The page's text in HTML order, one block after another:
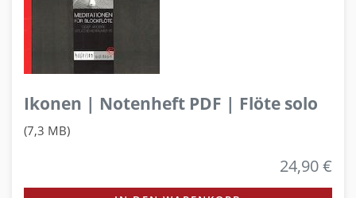
Ikonen | Notenheft PDF | Flöte solo
(7,3 MB)
24,90 €